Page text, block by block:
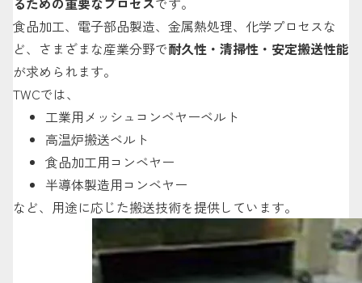
食品加工、電子部品製造、金属熱処理、化学プロセスな
ど、さまざまな産業分野で耐久性・清掃性・安定搬送性能
が求められます。
TWCでは、
工業用メッシュコンベヤーベルト
高温炉搬送ベルト
食品加工用コンベヤー
半導体製造用コンベヤー
など、用途に応じた搬送技術を提供しています。